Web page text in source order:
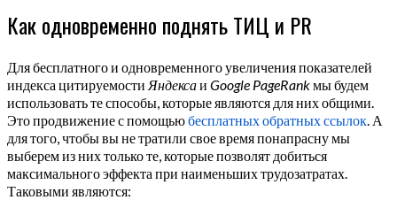
Как одновременно поднять ТИЦ и PR
Для бесплатного и одновременного увеличения показателей
индекса цитируемости Яндексаи Google PageRankмы будем
использовать те способы, которые являются для них общими.
Это продвижение с помощьюбесплатных обратных ссылок . А
для того, чтобы вы не тратили свое время понапрасну мы
выберем из них только те, которые позволят добиться
максимального эффекта при наименьших трудозатратах.
Таковыми являются: